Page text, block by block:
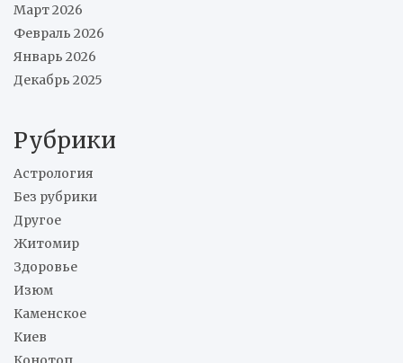
Март 2026
Февраль 2026
Январь 2026
Декабрь 2025
Рубрики
Астрология
Без рубрики
Другое
Житомир
Здоровье
Изюм
Каменское
Киев